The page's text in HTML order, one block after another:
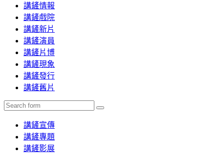
講鏟情報
講鏟戲院
講鏟新片
講鏟演員
講鏟片博
講鏟現象
講鏟發行
講鏟舊片
Search
講鏟宣傳
講鏟專題
講鏟影展